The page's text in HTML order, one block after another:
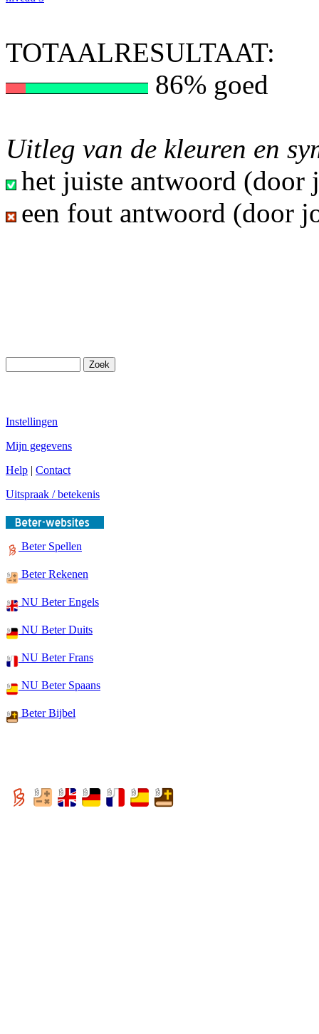
TOTAALRESULTAAT:
86% goed
Uitleg van de kleuren en
het juiste antwoord (door
een fout antwoord (door
Instellingen
Mijn gegevens
Help | Contact
Uitspraak / betekenis
Beter Spellen
Beter Rekenen
NU Beter Engels
NU Beter Duits
NU Beter Frans
NU Beter Spaans
Beter Bijbel